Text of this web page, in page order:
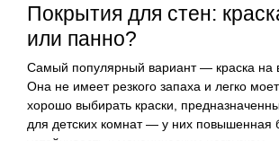
Покрытия для стен:
или панно?
Самый популярный вариант — краска на
Она не имеет резкого запаха и легко
хорошо выбирать краски,
для детских комнат — у них повышенная